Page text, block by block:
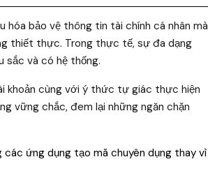
bảo vệ thông tin tài chính cá nhân mà
thiết thực. Trong thực tế, sự đa dạng
sắc và có hệ thống.
khoản cùng với ý thức tự giác thực hiện
vững chắc, đem lại những ngăn chặn
ứng dụng tạo mã chuyên dụng thay vì